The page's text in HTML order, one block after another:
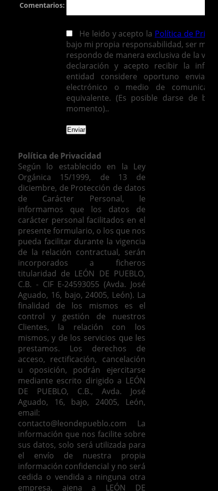
Comentarios:
He leido y acepto la Política de
bajo mi propia responsabilidad, ser
respondo de manera exclusiva de la
declaración y acepto recibir la
entidad considere oportuno
electrónico o medio de
equivalente. (Es posible darse de
momento)..
Política de Privacidad
Según lo establecido en la Ley
Orgánica 15/1999, de 13 de
diciembre, de Protección de datos
de Carácter Personal, le
informamos que los datos de
carácter personal facilitados en el
presente formulario, o los que nos
pueda facilitar durante la vigencia
de la relación contractual, serán
incorporados a ficheros
titularidad de LEÓN DE PUEBLO,
C.B. - CIF E-24593055 (Avda. José
Aguado, 16, bajo, 24005, León). La
finalidad de los mismos es el
control y gestión de nuestros
Clientes, la relación con los
mismos, y de los servicios que les
prestamos.
Los derechos de
acceso, rectificación, cancelación
u oposición, podrán ejercitarse
mediante escrito dirigido a LEÓN
DE PUEBLO, C.B., Avda. José
Aguado, 16, bajo, 24005, León,
email:
contacto@leondepueblo.com
La
información que nos facilite sobre
sus datos, solo será utilizada para
el envío de nuestra propia
información confidencial y no será
cedida o vendida a ninguna otra
empresa, ajena a LEÓN DE